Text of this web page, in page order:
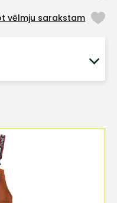
vēlmju sarakstam